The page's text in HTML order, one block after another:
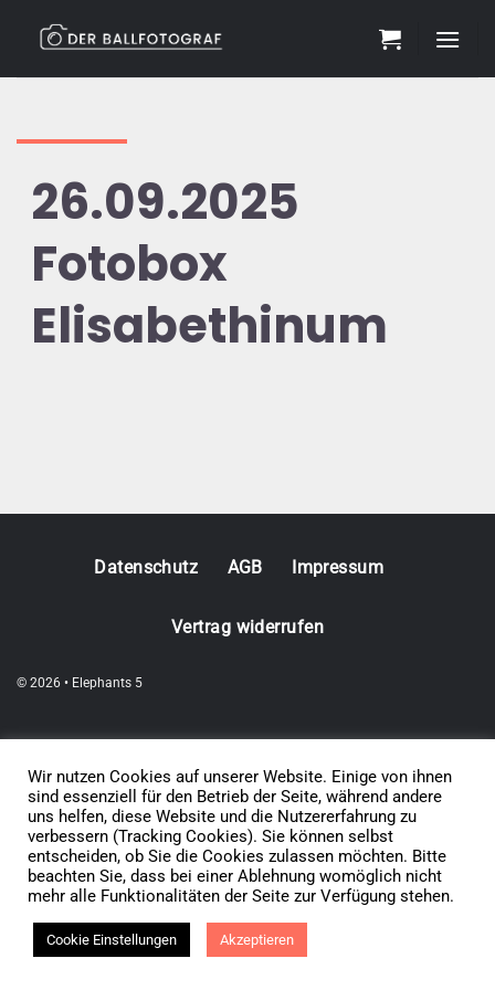
26.09.2025
Fotobox
Elisabethinum
© 2026 • Elephants 5
Datenschutz AGB Impressum
Vertrag widerrufen
Wir nutzen Cookies auf unserer Website. Einige von ihnen
sind essenziell für den Betrieb der Seite, während andere
uns helfen, diese Website und die Nutzererfahrung zu
verbessern (Tracking Cookies). Sie können selbst
entscheiden, ob Sie die Cookies zulassen möchten. Bitte
beachten Sie, dass bei einer Ablehnung womöglich nicht
mehr alle Funktionalitäten der Seite zur Verfügung stehen.
Cookie Einstellungen Akzeptieren